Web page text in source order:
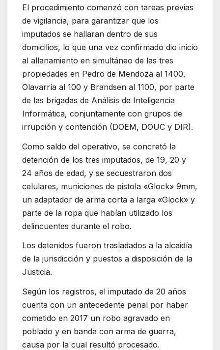
El procedimiento comenzó con tareas previas
de vigilancia, para garantizar que los
imputados se hallaran dentro de sus
domicilios, lo que una vez confirmado dio inicio
al allanamiento en simultáneo de las tres
propiedades en Pedro de Mendoza al 1400,
Olavarría al 100 y Brandsen al 1100, por parte
de las brigadas de Análisis de Inteligencia
Informática, conjuntamente con grupos de
irrupción y contención (DOEM, DOUC y DIR).
Como saldo del operativo, se concretó la
detención de los tres imputados, de 19, 20 y
24 años de edad, y se secuestraron dos
celulares, municiones de pistola «Glock» 9mm,
un adaptador de arma corta a larga «Glock» y
parte de la ropa que habían utilizado los
delincuentes durante el robo.
Los detenidos fueron trasladados a la alcaidía
de la jurisdicción y puestos a disposición de la
Justicia.
Según los registros, el imputado de 20 años
cuenta con un antecedente penal por haber
cometido en 2017 un robo agravado en
poblado y en banda con arma de guerra,
causa por la cual resultó procesado.